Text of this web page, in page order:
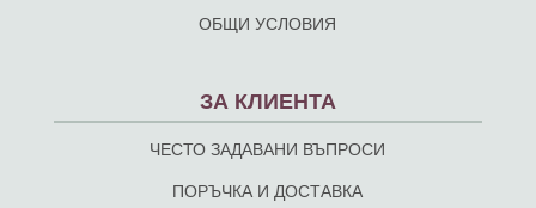
ОБЩИ УСЛОВИЯ
ЗА КЛИЕНТА
ЧЕСТО ЗАДАВАНИ ВЪПРОСИ
ПОРЪЧКА И ДОСТАВКА